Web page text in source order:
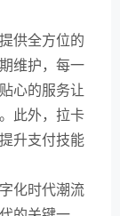
供全方位的
维护，每一
心的服务让
此外，拉卡
升支付技能
化时代潮流